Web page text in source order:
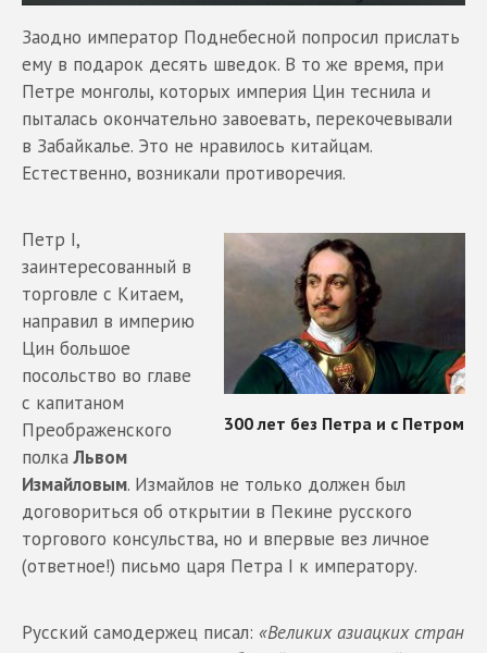
Заодно император Поднебесной попросил прислать
ему в подарок десять шведок. В то же время, при
Петре монголы, которых империя Цин теснила и
пыталась окончательно завоевать, перекочевывали
в Забайкалье. Это не нравилось китайцам.
Естественно, возникали противоречия.
Петр I,
заинтересованный в
торговле с Китаем,
направил в империю
Цин большое
посольство во главе
с капитаном
Преображенского
полкаЛьвом
Измайловым. Измайлов не только должен был
договориться об открытии в Пекине русского
торгового консульства, но и впервые вез личное
(ответное!) письмо царя Петра I к императору.
Русский самодержец писал: «Великих азиацких стран